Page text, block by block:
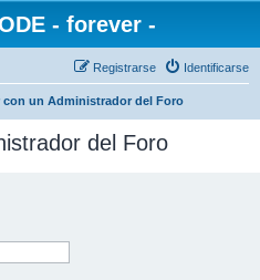
- forever -
Identificarse
Registrarse
con un Administrador del Foro
del Foro